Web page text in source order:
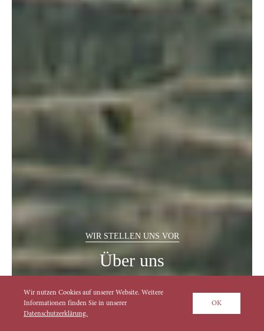
WIR STELLEN UNS VOR
Über uns
Wir nutzen Cookies auf unserer Website. Weitere
Informationen finden Sie in unserer
Datenschutzerklärung.
OK